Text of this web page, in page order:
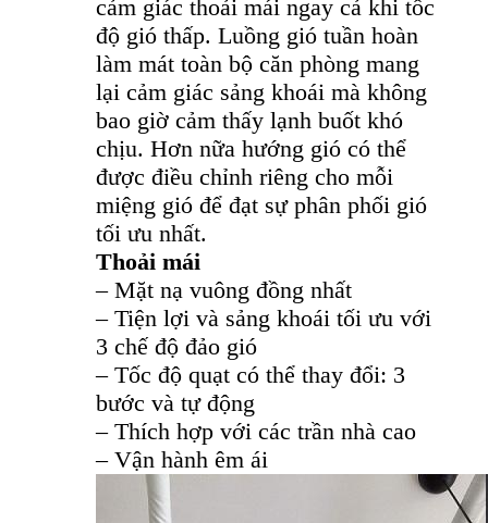
cảm giác thoải mái ngay cả khi tốc
độ gió thấp. Luồng gió tuần hoàn
làm mát toàn bộ căn phòng mang
lại cảm giác sảng khoái mà không
bao giờ cảm thấy lạnh buốt khó
chịu. Hơn nữa hướng gió có thể
được điều chỉnh riêng cho mỗi
miệng gió để đạt sự phân phối gió
tối ưu nhất.
Thoải mái
– Mặt nạ vuông đồng nhất
– Tiện lợi và sảng khoái tối ưu với
3 chế độ đảo gió
– Tốc độ quạt có thể thay đổi: 3
bước và tự động
– Thích hợp với các trần nhà cao
– Vận hành êm ái